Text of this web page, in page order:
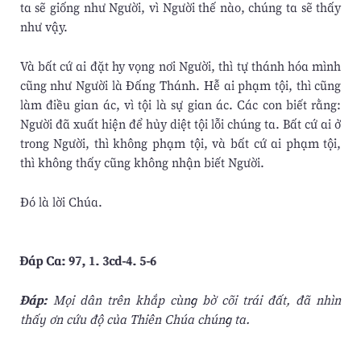
ta sẽ giống như Người, vì Người thế nào, chúng ta sẽ thấy
như vậy.
Và bất cứ ai đặt hy vọng nơi Người, thì tự thánh hóa mình
cũng như Người là Ðấng Thánh. Hễ ai phạm tội, thì cũng
làm điều gian ác, vì tội là sự gian ác. Các con biết rằng:
Người đã xuất hiện để hủy diệt tội lỗi chúng ta. Bất cứ ai ở
trong Người, thì không phạm tội, và bất cứ ai phạm tội,
thì không thấy cũng không nhận biết Người.
Ðó là lời Chúa.
Ðáp Ca: 97, 1. 3cd-4. 5-6
Ðáp:Mọi dân trên khắp cùng bờ cõi trái đất, đã nhìn
thấy ơn cứu độ của Thiên Chúa chúng ta.